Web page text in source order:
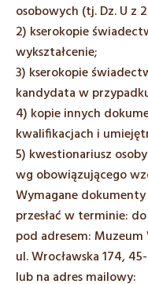
osobowych (tj. Dz. U z
2) kserokopie
wykształcenie;
3) kserokopie
kandydata w
4) kopie innych
kwalifikacjach i
5) kwestionariusz
wg obowiązującego
Wymagane dokumenty
przesłać w terminie:
pod adresem:
ul. Wrocławska 174,
lub na adres mailowy: